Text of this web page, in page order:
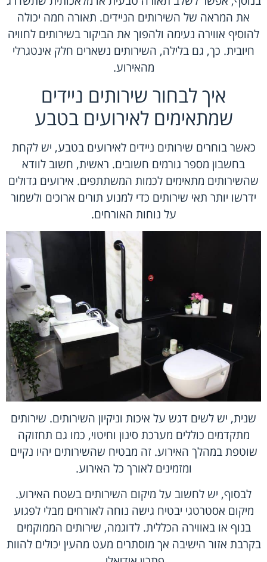
את המראה של השירותים הניידים. תאורה חמה יכולה
להוסיף אווירה נעימה ולהפוך את הביקור בשירותים לחוויה
חיובית. כך, גם בלילה, השירותים נשארים חלק אינטגרלי
מהאירוע.
איך לבחור שירותים ניידים
שמתאימים לאירועים בטבע
כאשר בוחרים שירותים ניידים לאירועים בטבע, יש לקחת
בחשבון מספר גורמים חשובים. ראשית, חשוב לוודא
שהשירותים מתאימים לכמות המשתתפים. אירועים גדולים
ידרשו יותר תאי שירותים כדי למנוע תורים ארוכים ולשמור
על נוחות האורחים.
שנית, יש לשים דגש על איכות וניקיון השירותים. שירותים
מתקדמים כוללים מערכת סינון וחיטוי, כמו גם תחזוקה
שוטפת במהלך האירוע. זה מבטיח שהשירותים יהיו נקיים
ומזמינים לאורך כל האירוע.
לבסוף, יש לחשוב על מיקום השירותים בשטח האירוע.
מיקום אסטרטגי יבטיח גישה נוחה לאורחים מבלי לפגוע
בנוף או באווירה הכללית. לדוגמה, שירותים הממוקמים
בקרבת אזור הישיבה אך מוסתרים מעט מהעין יכולים להוות